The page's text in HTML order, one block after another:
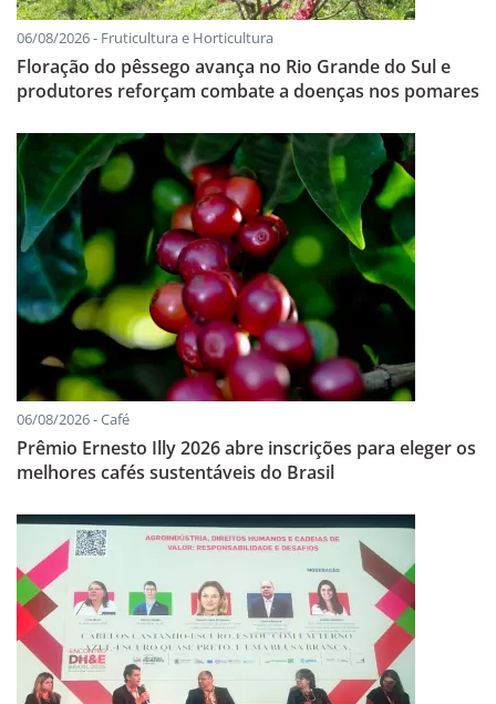
06/08/2026 - Fruticultura e Horticultura
Floração do pêssego avança no Rio Grande do Sul e
produtores reforçam combate a doenças nos pomares
06/08/2026 - Café
Prêmio Ernesto Illy 2026 abre inscrições para eleger os
melhores cafés sustentáveis do Brasil